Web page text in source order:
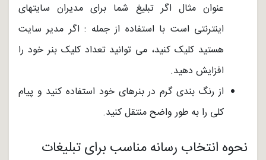
عنوان مثال اگر تبلیغ شما برای مدیران سایتهای
اینترنتی است با استفاده از جمله : اگر مدیر سایت
هستید کلیک کنید، می توانید تعداد کلیک بنر خود را
افزایش دهید.
از رنگ بندی گرم در بنرهای خود استفاده کنید و پیام
کلی را به طور واضح منتقل کنید.
نحوه انتخاب رسانه مناسب برای تبلیغات